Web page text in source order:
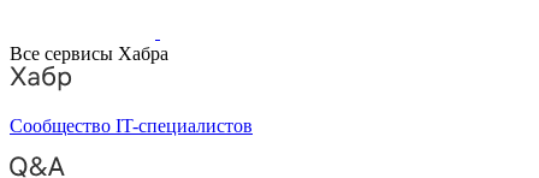
Все сервисы Хабра
Сообщество IT-специалистов